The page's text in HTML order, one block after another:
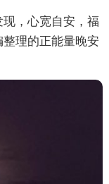
，心宽自安，福
理的正能量晚安